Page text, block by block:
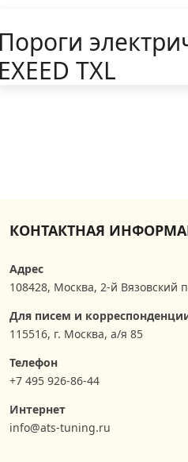
TXL
КОНТАКТНАЯ
Адрес
108428, Москва, 2-й Вязовский
Для писем и
115516, г. Москва, а/я 85
Телефон
+7 495 926-86-44
Интернет
info@ats-tuning.ru